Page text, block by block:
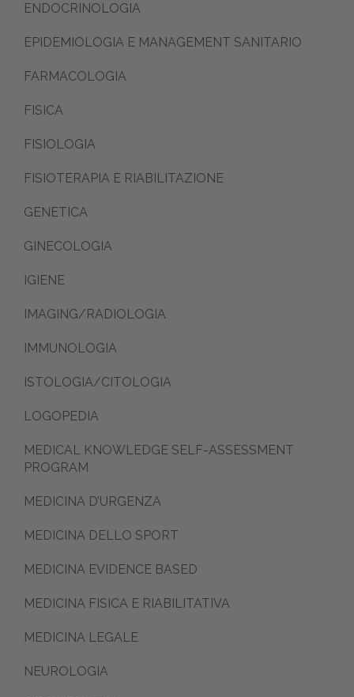
ENDOCRINOLOGIA
EPIDEMIOLOGIA E MANAGEMENT SANITARIO
FARMACOLOGIA
FISICA
FISIOLOGIA
FISIOTERAPIA E RIABILITAZIONE
GENETICA
GINECOLOGIA
IGIENE
IMAGING/RADIOLOGIA
IMMUNOLOGIA
ISTOLOGIA/CITOLOGIA
LOGOPEDIA
MEDICAL KNOWLEDGE SELF-ASSESSMENT
PROGRAM
MEDICINA D’URGENZA
MEDICINA DELLO SPORT
MEDICINA EVIDENCE BASED
MEDICINA FISICA E RIABILITATIVA
MEDICINA LEGALE
NEUROLOGIA